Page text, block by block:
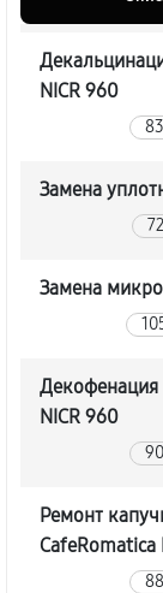
NICR 960
Замена
Замена
NICR 960
Ремонт
CafeRomatica